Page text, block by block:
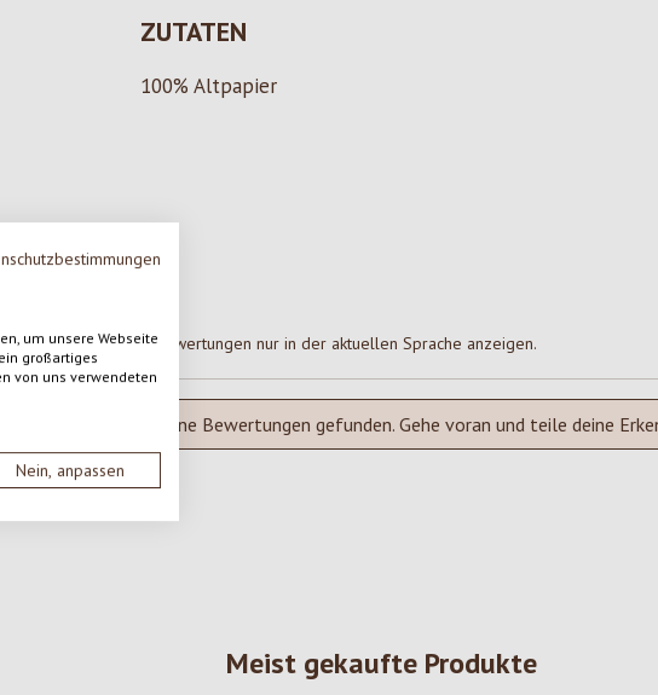
um unsere Webseite
großartiges
von uns verwendeten
Nein, anpassen
ZUTATEN
100% Altpapier
Bewertungen nur in der aktuellen Sprache anzeigen.
Keine Bewertungen gefunden. Gehe voran und teile deine
Meist gekaufte Produkte